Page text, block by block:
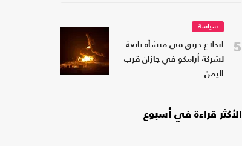
5
سياسة
اندلاع حريق في منشأة تابعة
لشركة أرامكو في جازان قرب
اليمن
الأكثر قراءة في أسبوع